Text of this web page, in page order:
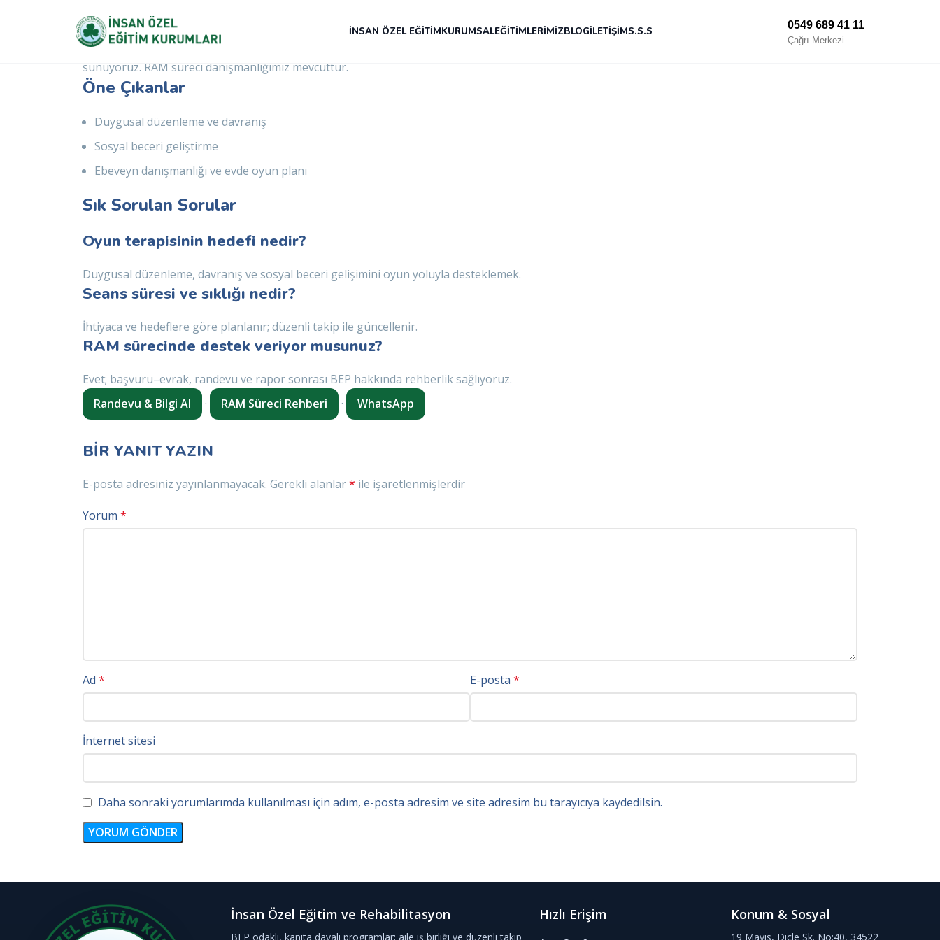
İNSAN ÖZEL EĞITIMKURUMSALEĞITIMLERIMIZBLOGİLETIŞIMS.S.S
0549 689 41 11
Çağrı Merkezi
Beylikdüzü Oyun Terapisi
Beylikdüzü’te çocuklarda duygusal ve sosyal beceri gelişimi için oyun terapisi arayan aileler adına; değerlendirme, bireysel plan ve aile eğitimi
sunuyoruz. RAM süreci danışmanlığımız mevcuttur.
Öne Çıkanlar
Duygusal düzenleme ve davranış
Sosyal beceri geliştirme
Ebeveyn danışmanlığı ve evde oyun planı
Sık Sorulan Sorular
Oyun terapisinin hedefi nedir?
Duygusal düzenleme, davranış ve sosyal beceri gelişimini oyun yoluyla desteklemek.
Seans süresi ve sıklığı nedir?
İhtiyaca ve hedeflere göre planlanır; düzenli takip ile güncellenir.
RAM sürecinde destek veriyor musunuz?
Evet; başvuru–evrak, randevu ve rapor sonrası BEP hakkında rehberlik sağlıyoruz.
Randevu & Bilgi Al
· RAM Süreci Rehberi · WhatsApp
BIR YANIT YAZIN
E-posta adresiniz yayınlanmayacak. Gerekli alanlar* ile işaretlenmişlerdir
Yorum *
Ad * E-posta *
İnternet sitesi
Daha sonraki yorumlarımda kullanılması için adım, e-posta adresim ve site adresim bu tarayıcıya kaydedilsin.
İnsan Özel Eğitim ve Rehabilitasyon
BEP odaklı, kanıta dayalı programlar; aile iş birliği ve düzenli takip
Hızlı Erişim Konum & Sosyal
19 Mayıs, Dicle Sk. No:40, 34522